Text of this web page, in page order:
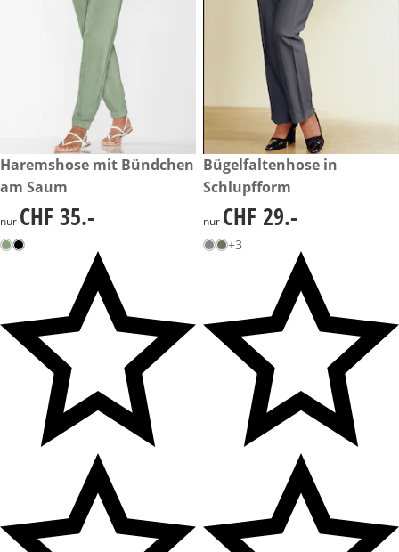
CHF 35.-
Haremshose mit Bündchen
am Saum
CHF 35.-
nur CHF 35.-
CHF 29.-
Bügelfaltenhose in
Schlupfform
CHF 29.-
nur CHF 29.-
+3